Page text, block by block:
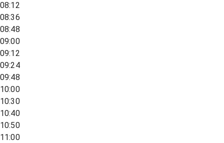
08:12
08:36
08:48
09:00
09:12
09:24
09:48
10:00
10:30
10:40
10:50
11:00